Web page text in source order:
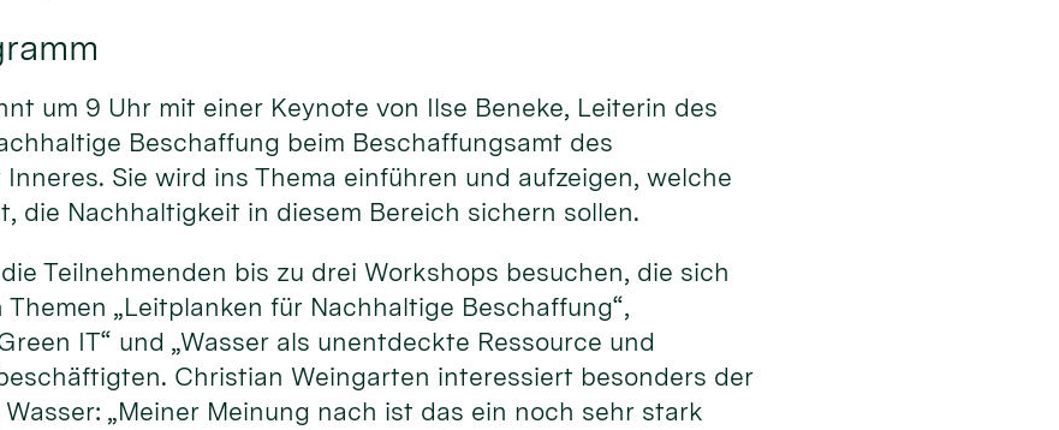
um 9 Uhr mit einer Keynote von Ilse Beneke, Leiterin des
Beschaffung beim Beschaffungsamt des
Sie wird ins Thema einführen und aufzeigen, welche
die Nachhaltigkeit in diesem Bereich sichern sollen.
Teilnehmenden bis zu drei Workshops besuchen, die sich
„Leitplanken für Nachhaltige Beschaffung“,
IT“ und „Wasser als unentdeckte Ressource und
Christian Weingarten interessiert besonders der
„Meiner Meinung nach ist das ein noch sehr stark